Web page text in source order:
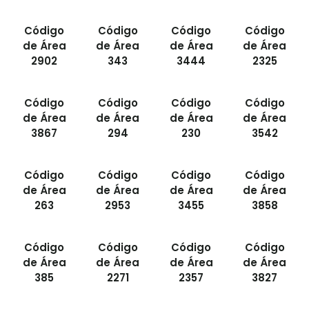
Código
de Área
2902
Código
de Área
343
Código
de Área
3444
Código
de Área
2325
Código
de Área
3867
Código
de Área
294
Código
de Área
230
Código
de Área
3542
Código
de Área
263
Código
de Área
2953
Código
de Área
3455
Código
de Área
3858
Código
de Área
385
Código
de Área
2271
Código
de Área
2357
Código
de Área
3827